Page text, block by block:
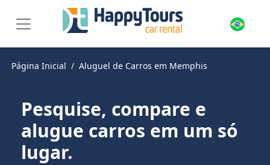
Página Inicial Aluguel de Carros em Memphis
Pesquise, compare e
alugue carros em um só
lugar.